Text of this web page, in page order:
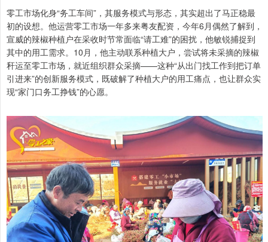
零工市场化身“务工车间”，其服务模式与形态，其实超出了马正稳最
初的设想。他运营零工市场一年多来粤友配资，今年6月偶然了解到，
宣威的辣椒种植户在采收时节常面临“请工难”的困扰，他敏锐捕捉到
其中的用工需求。10月，他主动联系种植大户，尝试将未采摘的辣椒
秆运至零工市场，就近组织群众采摘——这种“从出门找工作到把订单
引进来”的创新服务模式，既破解了种植大户的用工痛点，也让群众实
现“家门口务工挣钱”的心愿。